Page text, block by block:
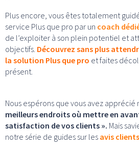
Plus encore, vous êtes totalement
service Plus que pro par un coach
de l’exploiter à son plein potentiel et
objectifs. Découvrez sans plus
la solution Plus que pro et faites
présent.
Nous espérons que vous avez
meilleurs endroits où mettre en
satisfaction de vos clients ». Mais
notre série de guides sur les avis clients